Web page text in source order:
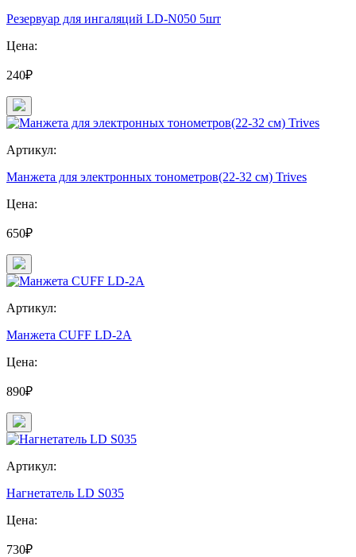
Резервуар для ингаляций LD-N050 5шт
Цена:
240₽
Артикул:
Манжета для электронных тонометров(22-32 см) Trives
Цена:
650₽
Артикул:
Манжета CUFF LD-2A
Цена:
890₽
Артикул:
Нагнетатель LD S035
Цена:
730₽